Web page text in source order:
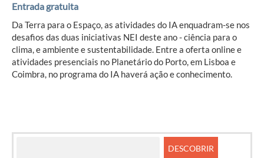
Entrada gratuita
Da Terra para o Espaço, as atividades do IA enquadram-se nos
desafios das duas iniciativas NEI deste ano - ciência para o
clima, e ambiente e sustentabilidade. Entre a oferta online e
atividades presenciais no Planetário do Porto, em Lisboa e
Coimbra, no programa do IA haverá ação e conhecimento.